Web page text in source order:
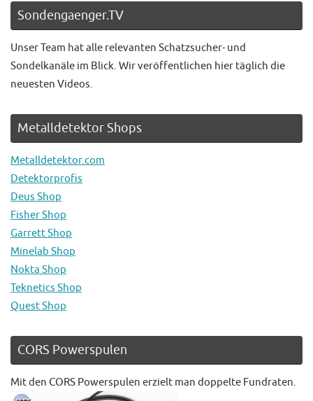
Sondengaenger.TV
Unser Team hat alle relevanten Schatzsucher- und
Sondelkanäle im Blick. Wir veröffentlichen hier täglich die
neuesten Videos.
Metalldetektor Shops
Metalldetektor.com
Detektorprofis
Deus Shop
Fisher Shop
Garrett Shop
Minelab Shop
Nokta Shop
Teknetics Shop
Quest Shop
CORS Powerspulen
Mit den CORS Powerspulen erzielt man doppelte Fundraten.